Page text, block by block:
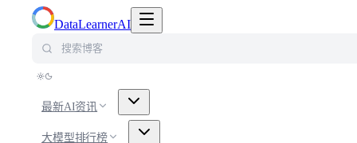
DataLearnerAI
最新AI资讯
大模型排行榜